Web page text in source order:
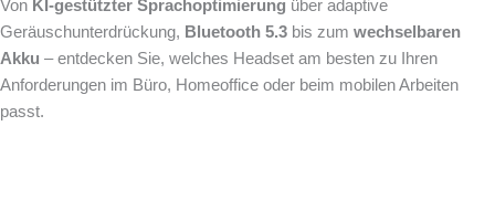
Von KI-gestützter Sprachoptimierung über adaptive
Geräuschunterdrückung, Bluetooth 5.3 bis zum wechselbaren
Akku – entdecken Sie, welches Headset am besten zu Ihren
Anforderungen im Büro, Homeoffice oder beim mobilen Arbeiten
passt.